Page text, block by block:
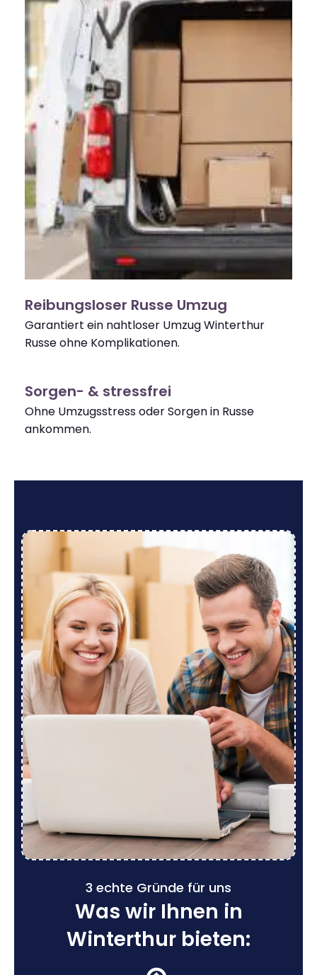
Reibungsloser Russe Umzug
Garantiert ein nahtloser Umzug Winterthur
Russe ohne Komplikationen.
Sorgen- & stressfrei
Ohne Umzugsstress oder Sorgen in Russe
ankommen.
3 echte Gründe für uns
Was wir Ihnen in
Winterthur bieten: